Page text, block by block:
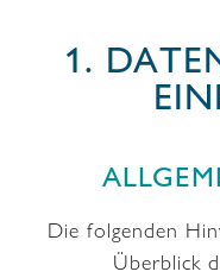
1.
Die folgenden
Überblick